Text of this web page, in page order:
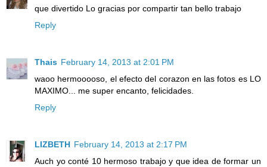
que divertido Lo gracias por compartir tan bello trabajo
Reply
Thais February 14, 2013 at 2:01 PM
waoo hermooooso, el efecto del corazon en las fotos es LO
MAXIMO... me super encanto, felicidades.
Reply
LIZBETH February 14, 2013 at 2:17 PM
Auch yo conté 10 hermoso trabajo y que idea de formar un